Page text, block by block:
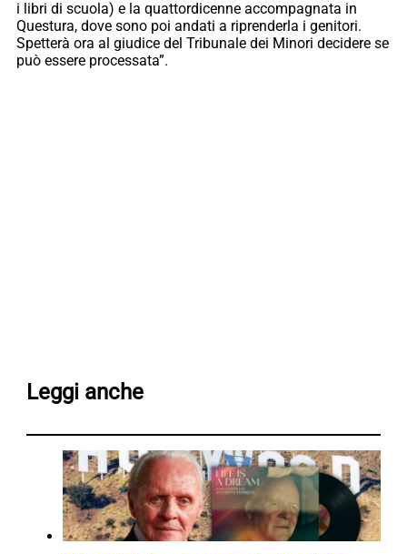
i libri di scuola) e la quattordicenne accompagnata in
Questura, dove sono poi andati a riprenderla i genitori.
Spetterà ora al giudice del Tribunale dei Minori decidere se
può essere processata”.
Leggi anche